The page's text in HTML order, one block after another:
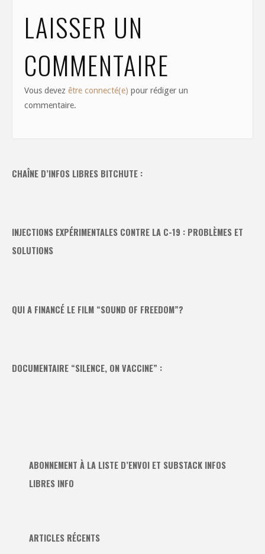
LAISSER UN
COMMENTAIRE
Vous devezêtre connecté(e) pour rédiger un
commentaire.
CHAÎNE D’INFOS LIBRES BITCHUTE :
INJECTIONS EXPÉRIMENTALES CONTRE LA C-19 : PROBLÈMES ET
SOLUTIONS
QUI A FINANCÉ LE FILM “SOUND OF FREEDOM”?
DOCUMENTAIRE “SILENCE, ON VACCINE” :
ABONNEMENT À LA LISTE D’ENVOI ET SUBSTACK INFOS
LIBRES INFO
ARTICLES RÉCENTS